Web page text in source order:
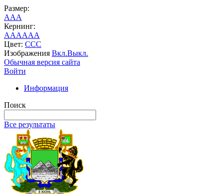
Размер:
AAA
Кернинг:
AAAAAA
Цвет: CCC
Изображения Вкл.Выкл.
Обычная версия сайта
Войти
Информация
Поиск
Все результаты